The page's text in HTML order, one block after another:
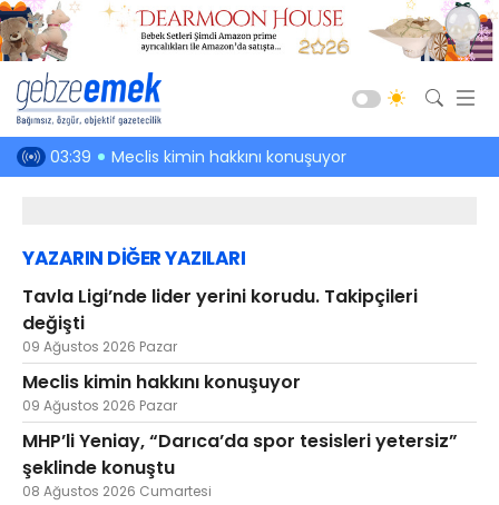
hakkı! 03:39 Meclis kimin hakkını konuşuyor
YAZARIN DİĞER YAZILARI
Tavla Ligi’nde lider yerini korudu. Takipçileri
değişti
09 Ağustos 2026 Pazar
Meclis kimin hakkını konuşuyor
09 Ağustos 2026 Pazar
MHP’li Yeniay, “Darıca’da spor tesisleri yetersiz”
şeklinde konuştu
08 Ağustos 2026 Cumartesi
Güncel
Siyaset
Spor
Ekonomi
Eğitim
Emlak
Teknoloji